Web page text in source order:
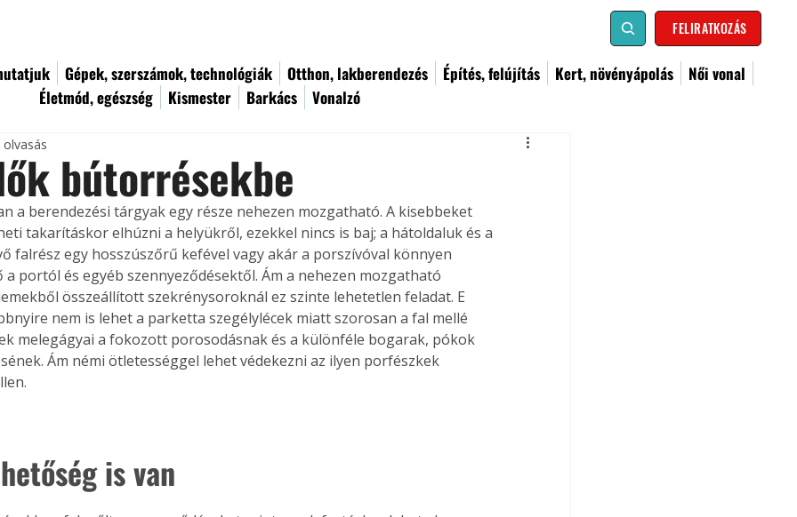
FELIRATKOZÁS
Gépek, szerszámok, technológiák Otthon, lakberendezés Építés, felújítás Kert, növényápolás
Női vonal
Életmód, egészség
Kismester Barkács Vonalzó
bútorrésekbe
olvasás
a berendezési tárgyak egy része nehezen mozgatható. A kisebbeket
takarításkor elhúzni a helyükről, ezekkel nincs is baj; a hátoldaluk és a
falrész egy hosszúszőrű kefével vagy akár a porszívóval könnyen
portól és egyéb szennyeződésektől. Ám a nehezen mozgatható
összeállított szekrénysoroknál ez szinte lehetetlen feladat. E
nem is lehet a parketta szegélylécek miatt szorosan a fal mellé
melegágyai a fokozott porosodásnak és a különféle bogarak, pókok
Ám némi ötletességgel lehet védekezni az ilyen porfészkek
is van